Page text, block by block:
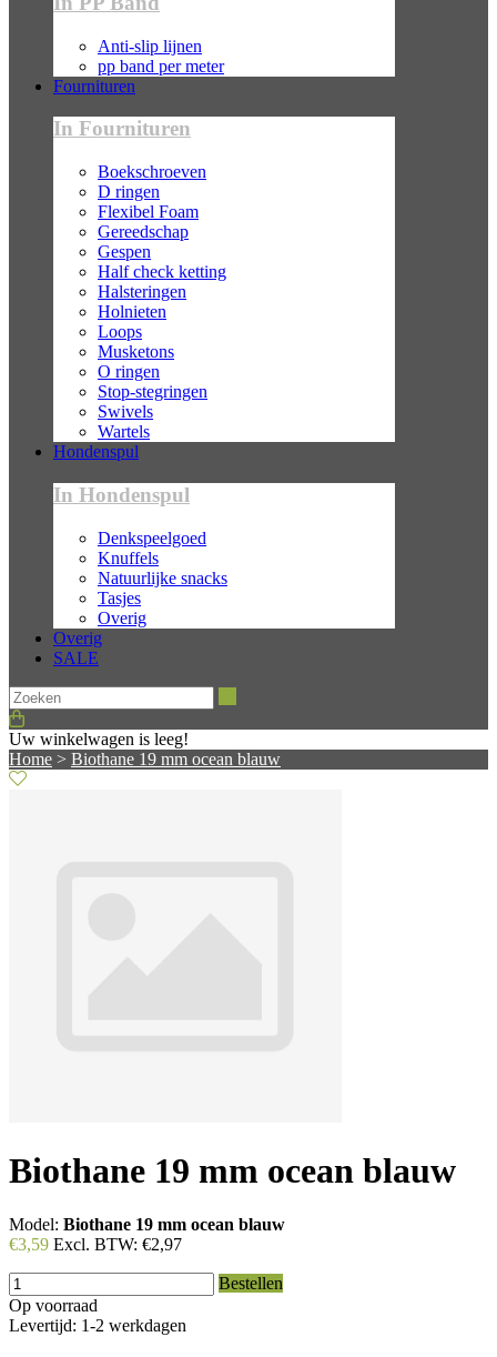
Anti-slip lijnen
pp band per meter
Fournituren
In Fournituren
Boekschroeven
D ringen
Flexibel Foam
Gereedschap
Gespen
Half check ketting
Halsteringen
Holnieten
Loops
Musketons
O ringen
Stop-stegringen
Swivels
Wartels
Hondenspul
In Hondenspul
Denkspeelgoed
Knuffels
Natuurlijke snacks
Tasjes
Overig
Overig
SALE
Uw winkelwagen is leeg!
Home > Biothane 19 mm ocean blauw
Biothane 19 mm ocean blauw
Model: Biothane 19 mm ocean blauw
€3,59 Excl. BTW: €2,97
Bestellen
Op voorraad
Levertijd: 1-2 werkdagen